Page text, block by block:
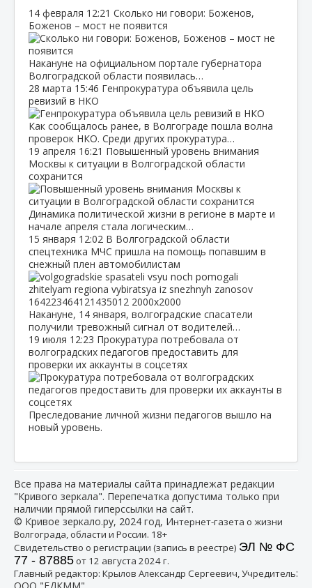
14 февраля 12:21 Сколько ни говори: Боженов,
Боженов – мост не появится
Накануне на официальном портале губернатора
Волгоградской области появилась…
28 марта 15:46 Генпрокуратура объявила цель
ревизий в НКО
Как сообщалось ранее, в Волгограде пошла волна
проверок НКО. Среди других прокуратура…
19 апреля 16:21 Повышенный уровень внимания
Москвы к ситуации в Волгоградской области
сохранится
Динамика политической жизни в регионе в марте и
начале апреля стала логическим…
15 января 12:02 В Волгоградской области
спецтехника МЧС пришла на помощь попавшим в
снежный плен автомобилистам
Накануне, 14 января, волгоградские спасатели
получили тревожный сигнал от водителей…
19 июля 12:23 Прокуратура потребовала от
волгоградских педагогов предоставить для
проверки их аккаунты в соцсетях
Преследование личной жизни педагогов вышло на
новый уровень.
Все права на материалы сайта принадлежат редакции
"Кривого зеркала". Перепечатка допустима только при
наличии прямой гиперссылки на сайт.
© Кривое зеркало.ру, 2024 год, Интернет-газета о жизни
Волгограда, области и России. 18+
Свидетельство о регистрации (запись в реестре) ЭЛ № ФС
77 - 87885от 12 августа 2024 г.
Главный редактор: Крылов Александр Сергеевич, Учредитель: